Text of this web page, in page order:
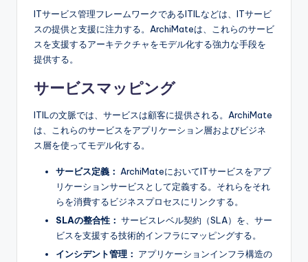
ITサービス管理フレームワークであるITILなどは、ITサービ
スの提供と支援に注力する。ArchiMateは、これらのサービ
スを支援するアーキテクチャをモデル化する強力な手段を
提供する。
サービスマッピング
ITILの文脈では、サービスは顧客に提供される。ArchiMate
は、これらのサービスをアプリケーション層およびビジネ
ス層を使ってモデル化する。
サービス定義： ArchiMateにおいてITサービスをアプ
リケーションサービスとして定義する。それらをそれ
らを消費するビジネスプロセスにリンクする。
SLAの整合性： サービスレベル契約（SLA）を、サー
ビスを支援する技術的インフラにマッピングする。
インシデント管理： アプリケーションインフラ構造の